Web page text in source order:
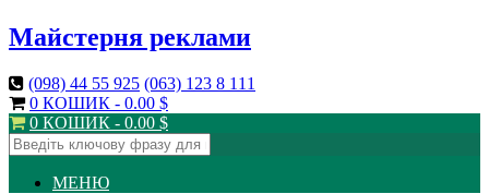
Майстерня реклами
(098) 44 55 925 (063) 123 8 111
0 КОШИК - 0.00 $
0 КОШИК - 0.00 $
МЕНЮ